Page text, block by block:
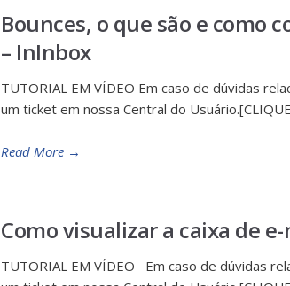
Bounces, o que são e como
– InInbox
TUTORIAL EM VÍDEO Em caso de dúvidas
um ticket em nossa Central do
Read More →
Como visualizar a caixa de
TUTORIAL EM VÍDEO Em caso de dúvidas